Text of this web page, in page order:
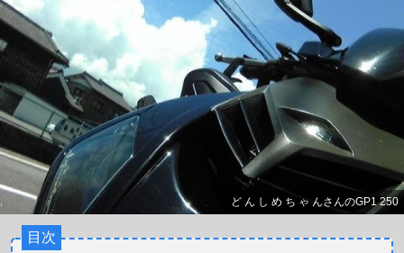
ど ん し め ち ゃ んさんのGP1 250
目次